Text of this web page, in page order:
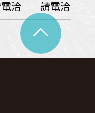
請電洽
洽
^